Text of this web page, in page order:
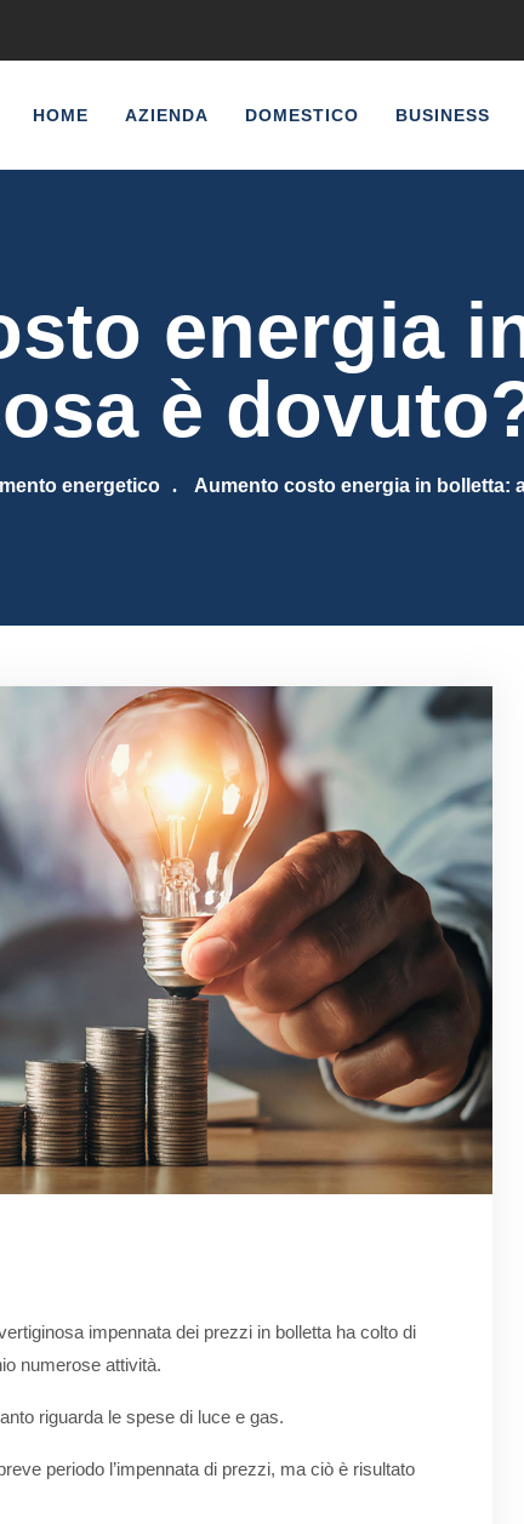
HOME AZIENDA DOMESTICO BUSINESS
energia
è
energetico Aumento costo energia in bolletta:
impennata dei prezzi in bolletta ha colto di
numerose attività.
riguarda le spese di luce e gas.
periodo l’impennata di prezzi, ma ciò è risultato